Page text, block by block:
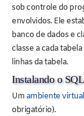
sob controle do
envolvidos. Ele
banco de dados e
classe a cada
linhas da tabela.
Instalando o
Um ambiente virtual
obrigatório).